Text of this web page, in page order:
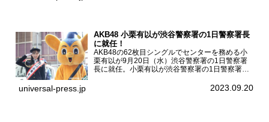
AKB48 小栗有以が渋谷警察署の1日警察署長
に就任！
AKB48の62枚目シングルでセンターを務める小
栗有以が9月20日（水）渋谷警察署の1日警察署
長に就任。小栗有以が渋谷警察署の1日警察署長
での10日間実施される令和5年 秋の全国交通安全
universal-press.jp 2023.09.20